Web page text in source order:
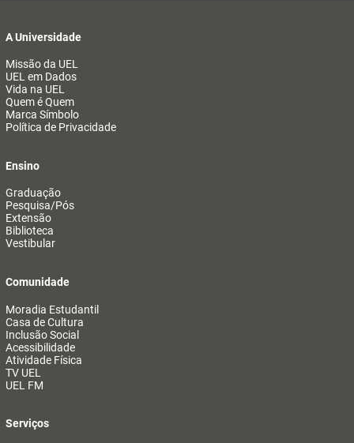
A Universidade
Missão da UEL
UEL em Dados
Vida na UEL
Quem é Quem
Marca Símbolo
Política de Privacidade
Ensino
Graduação
Pesquisa/Pós
Extensão
Biblioteca
Vestibular
Comunidade
Moradia Estudantil
Casa de Cultura
Inclusão Social
Acessibilidade
Atividade Física
TV UEL
UEL FM
Serviços